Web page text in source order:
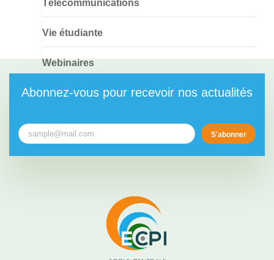
Télécommunications
Vie étudiante
Webinaires
Abonnez-vous pour recevoir nos actualités
S'abonner